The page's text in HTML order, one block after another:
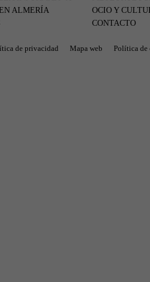
ALMERÍA
OCIO Y
CONTACTO
de privacidad Mapa web Política de